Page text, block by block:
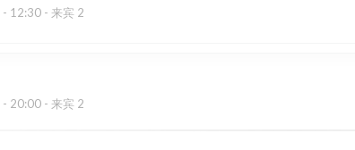
- 12:30 - 来宾 2
- 20:00 - 来宾 2